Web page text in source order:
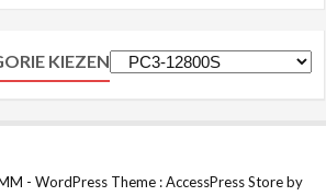
KIEZEN
- WordPress Theme : AccessPress Store by